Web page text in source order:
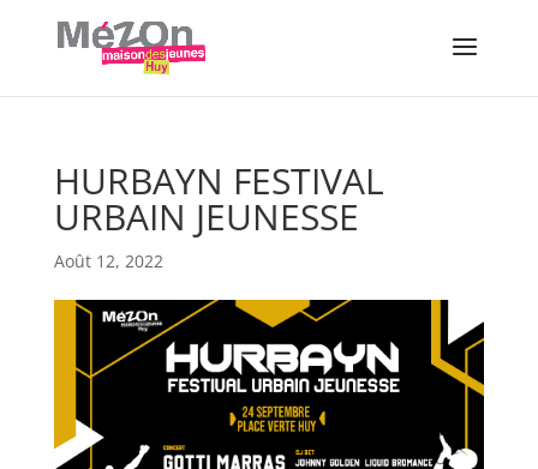
HURBAYN FESTIVAL
URBAIN JEUNESSE
Août 12, 2022